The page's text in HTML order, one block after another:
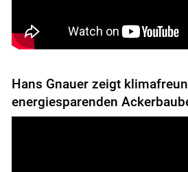
Hans Gnauer zeigt
energiesparenden